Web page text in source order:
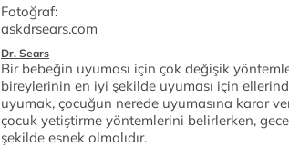
Fotoğraf:
askdrsears.com
Dr. Sears
Bir bebeğin uyuması için çok değişik
bireylerinin en iyi şekilde uyuması için
uyumak, çocuğun nerede uyumasına karar
çocuk yetiştirme yöntemlerini belirlerken,
şekilde esnek olmalıdır.